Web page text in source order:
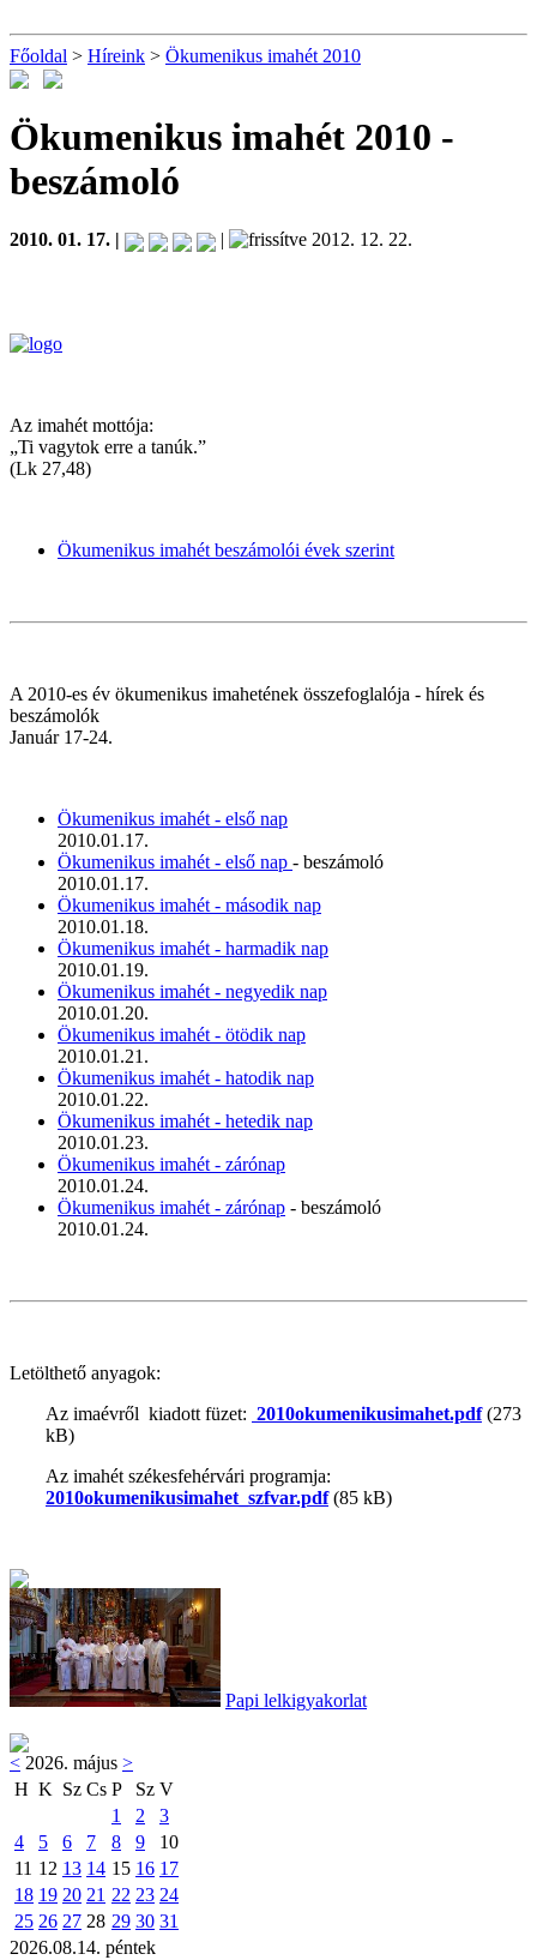
Főoldal > Híreink > Ökumenikus imahét 2010
Ökumenikus imahét 2010 -
beszámoló
2010. 01. 17. | | 2012. 12. 22.
Az imahét mottója:
„Ti vagytok erre a tanúk.”
(Lk 27,48)
Ökumenikus imahét beszámolói évek szerint
A 2010-es év ökumenikus imahetének összefoglalója - hírek és
beszámolók
Január 17-24.
Ökumenikus imahét - első nap
2010.01.17.
Ökumenikus imahét - első nap - beszámoló
2010.01.17.
Ökumenikus imahét - második nap
2010.01.18.
Ökumenikus imahét - harmadik nap
2010.01.19.
Ökumenikus imahét - negyedik nap
2010.01.20.
Ökumenikus imahét - ötödik nap
2010.01.21.
Ökumenikus imahét - hatodik nap
2010.01.22.
Ökumenikus imahét - hetedik nap
2010.01.23.
Ökumenikus imahét - zárónap
2010.01.24.
Ökumenikus imahét - zárónap - beszámoló
2010.01.24.
Letölthető anyagok:
Az imaévről kiadott füzet: 2010okumenikusimahet.pdf(273
kB)
Az imahét székesfehérvári programja:
2010okumenikusimahet_szfvar.pdf(85 kB)
Papi lelkigyakorlat
< 2026. május >
H K Sz Cs P Sz V
1
2
3
4
5 6 7 8 9
10
11 12 13 14 15 16 17
18 19 20 21 22 23 24
25 26 27 28 29 30 31
2026.08.14. péntek